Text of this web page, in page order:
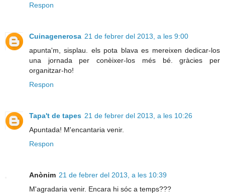
Respon
Cuinagenerosa 21 de febrer del 2013, a les 9:00
apunta'm, sisplau. els pota blava es mereixen dedicar-los
una jornada per conèixer-los més bé. gràcies per
organitzar-ho!
Respon
Tapa't de tapes 21 de febrer del 2013, a les 10:26
Apuntada! M'encantaria venir.
Respon
Anònim 21 de febrer del 2013, a les 10:39
M'agradaria venir. Encara hi sóc a temps???